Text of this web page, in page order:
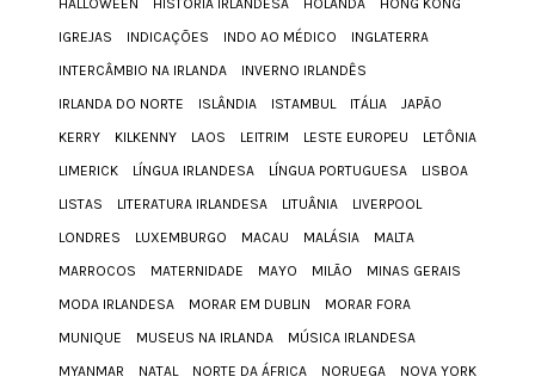
HALLOWEEN
HISTÓRIA IRLANDESA HOLANDA
HONG KONG
IGREJAS
INDICAÇÕES INDO AO MÉDICO
INGLATERRA
INTERCÂMBIO NA IRLANDA
INVERNO IRLANDÊS
IRLANDA DO NORTE
ISLÂNDIA ISTAMBUL ITÁLIA
JAPÃO
KERRY
KILKENNY LAOS LEITRIM LESTE EUROPEU
LETÔNIA
LIMERICK
LÍNGUA IRLANDESA LÍNGUA PORTUGUESA
LISBOA
LISTAS
LITERATURA IRLANDESA LITUÂNIA
LIVERPOOL
LONDRES
LUXEMBURGO MACAU MALÁSIA
MALTA
MARROCOS
MATERNIDADE MAYO MILÃO
MINAS GERAIS
MODA IRLANDESA
MORAR EM DUBLIN
MORAR FORA
MUNIQUE
MUSEUS NA IRLANDA
MÚSICA IRLANDESA
MYANMAR
NATAL NORTE DA ÁFRICA NORUEGA
NOVA YORK